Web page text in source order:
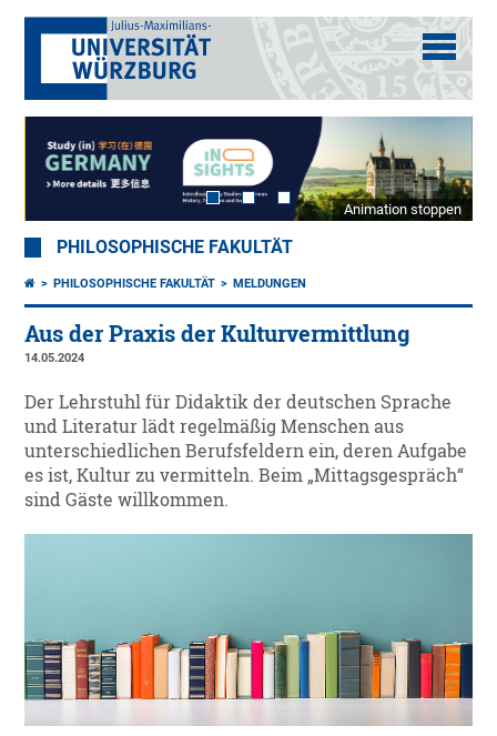
Animation stoppen
PHILOSOPHISCHE FAKULTÄT
PHILOSOPHISCHE FAKULTÄT MELDUNGEN
Aus der Praxis der Kulturvermittlung
14.05.2024
Der Lehrstuhl für Didaktik der deutschen Sprache
und Literatur lädt regelmäßig Menschen aus
unterschiedlichen Berufsfeldern ein, deren Aufgabe
es ist, Kultur zu vermitteln. Beim „Mittagsgespräch“
sind Gäste willkommen.